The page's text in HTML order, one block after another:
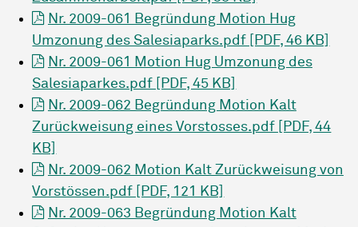
Nr. 2009-061 Begründung Motion Hug
Umzonung des Salesiaparks.pdf [PDF, 46 KB]
Nr. 2009-061 Motion Hug Umzonung des
Salesiaparkes.pdf [PDF, 45 KB]
Nr. 2009-062 Begründung Motion Kalt
Zurückweisung eines Vorstosses.pdf [PDF, 44
KB]
Nr. 2009-062 Motion Kalt Zurückweisung von
Vorstössen.pdf [PDF, 121 KB]
Nr. 2009-063 Begründung Motion Kalt